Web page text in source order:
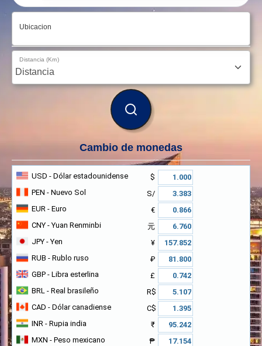
Ubicacion
Distancia (Km)
BUSCAR
Cambio de monedas
USD - Dólar estadounidense
$
PEN - Nuevo Sol
S/
EUR - Euro
€
CNY - Yuan Renminbi
元
JPY - Yen
¥
RUB - Rublo ruso
₽
GBP - Libra esterlina
£
BRL - Real brasileño
R$
CAD - Dólar canadiense
C$
INR - Rupia india
₹
MXN - Peso mexicano
₱